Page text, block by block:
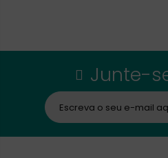
Junte-